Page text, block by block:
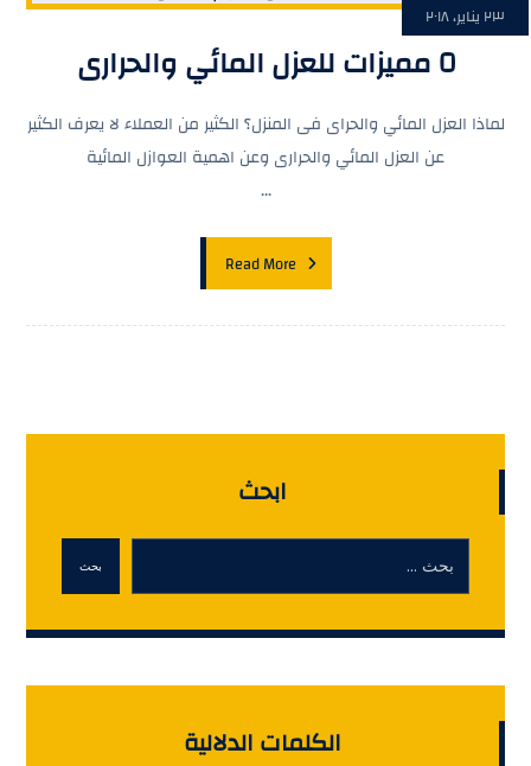
٥ مميزات للعزل المائي والحرارى
٢٣ يناير، ٢٠١٨
لماذا العزل المائي والحراى فى المنزل؟ الكثير من العملاء لا يعرف الكثير
عن العزل المائي والحرارى وعن اهمية العوازل المائية
...
Read More
ابحث
بحث
الكلمات الدلالية